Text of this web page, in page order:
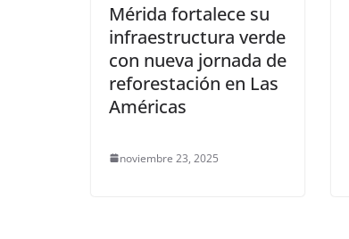
Mérida fortalece su
infraestructura verde
con nueva jornada de
reforestación en Las
Américas
noviembre 23, 2025